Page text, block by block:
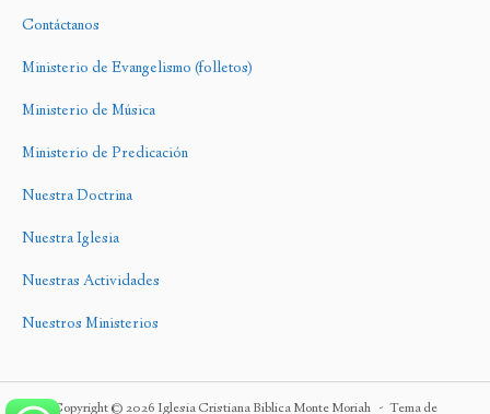
Contáctanos
Ministerio de Evangelismo (folletos)
Ministerio de Música
Ministerio de Predicación
Nuestra Doctrina
Nuestra Iglesia
Nuestras Actividades
Nuestros Ministerios
Copyright © 2026 Iglesia Cristiana Biblica Monte Moriah Tema de